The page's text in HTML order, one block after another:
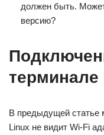
должен быть.
версию?
В предыдущей статье
Linux не видит Wi-Fi